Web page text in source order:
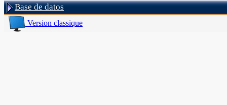
Base de datos
Version classique